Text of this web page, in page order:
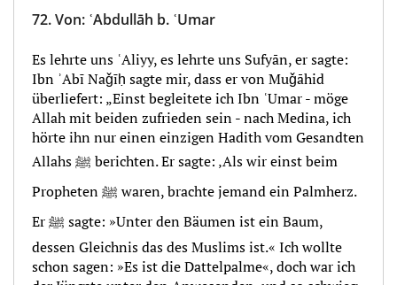
72.Von: ʿAbdullāh b. ʿUmar
Es lehrte uns ʿAliyy, es lehrte uns Sufyān, er sagte:
Ibn ʾAbī Naǧīḥ sagte mir, dass er von Muǧāhid
überliefert: „Einst begleitete ich Ibn ʿUmar - möge
Allah mit beiden zufrieden sein - nach Medina, ich
hörte ihn nur einen einzigen Hadith vom Gesandten
Allahs ﷺ berichten. Er sagte: ‚Als wir einst beim
Propheten ﷺ waren, brachte jemand ein Palmherz.
Er ﷺ sagte: »Unter den Bäumen ist ein Baum,
dessen Gleichnis das des Muslims ist.« Ich wollte
schon sagen: »Es ist die Dattelpalme«, doch war ich